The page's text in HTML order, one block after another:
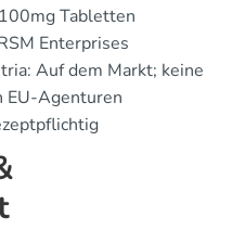
Tabletten
Enterprises
Auf dem Markt; keine
EU-Agenturen